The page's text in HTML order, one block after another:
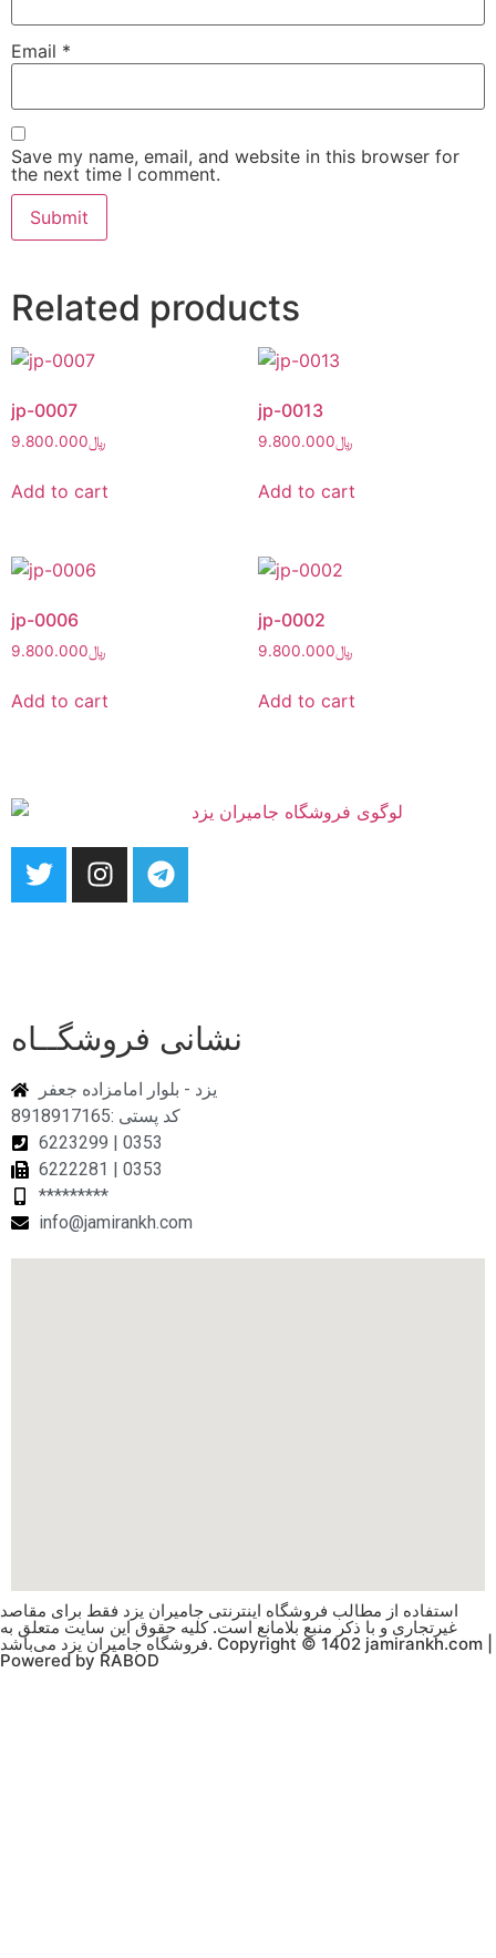
Email *
Save my name, email, and website in this browser for
the next time I comment.
Related products
jp-0007
﷼9.800.000
Add to cart
jp-0013
﷼9.800.000
Add to cart
jp-0006
﷼9.800.000
Add to cart
jp-0002
﷼9.800.000
Add to cart
نشانی فروشگــاه
یزد - بلوار امامزاده جعفر
کد پستی :8918917165
6223299 | 0353
6222281 | 0353
*********
info@jamirankh.com
استفاده از مطالب فروشگاه اینترنتی جامیران یزد فقط برای مقاصد
غیرتجاری و با ذکر منبع بلامانع است. کلیه حقوق این سایت متعلق به
فروشگاه جامیران یزد می‌باشد. Copyright © 1402 jamirankh.com |
Powered by RABOD